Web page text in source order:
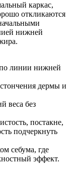
каркас,
откликаются
нижней
линии нижней
дермы и
веса без
постакне,
подчеркнуть
себума, где
эффект.